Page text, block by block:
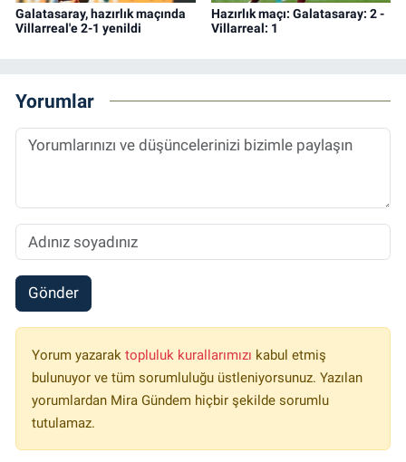
Galatasaray, hazırlık maçında
Villarreal'e 2-1 yenildi
Hazırlık maçı: Galatasaray: 2 -
Villarreal: 1
Yorumlar
Gönder
Yorum yazarak topluluk kurallarımızı kabul etmiş
bulunuyor ve tüm sorumluluğu üstleniyorsunuz. Yazılan
yorumlardan Mira Gündem hiçbir şekilde sorumlu
tutulamaz.